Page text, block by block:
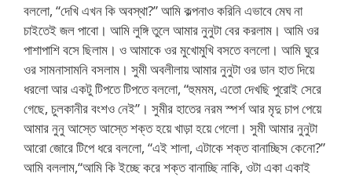
বললো, “দেখি এখন কি অবস্থা?” আমি কল্পনাও করিনি এভাবে মেঘ না
চাইতেই জল পাবো। আমি লুঙ্গি তুলে আমার নুনুটা বের করলাম। আমি ওর
পাশাপাশি বসে ছিলাম। ও আমাকে ওর মুখোমুখি বসতে বললো। আমি ঘুরে
ওর সামনাসামনি বসলাম। সুমী অবলীলায় আমার নুনুটা ওর ডান হাত দিয়ে
ধরলো আর একটু টিপতে টিপতে বললো, “হুমমম, এতো দেখছি পুরোই সেরে
গেছে, চুলকানীর বংশও নেই”। সুমীর হাতের নরম স্পর্শ আর মৃদু চাপ পেয়ে
আমার নুনু আস্তে আস্তে শক্ত হয়ে খাড়া হয়ে গেলো। সুমী আমার নুনুটা
আরো জোরে টিপে ধরে বললো, “এই শালা, এটাকে শক্ত বানাচ্ছিস কেনো?”
আমি বললাম,“আমি কি ইচ্ছে করে শক্ত বানাচ্ছি নাকি, ওটা একা একাই